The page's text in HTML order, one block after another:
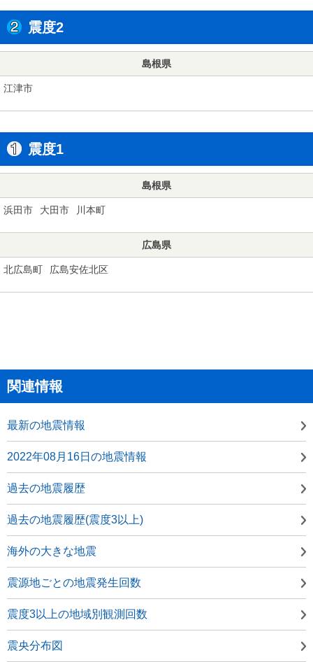
震度2
島根県
江津市
震度1
島根県
浜田市 大田市 川本町
広島県
北広島町 広島安佐北区
関連情報
最新の地震情報
2022年08月16日の地震情報
過去の地震履歴
過去の地震履歴(震度3以上)
海外の大きな地震
震源地ごとの地震発生回数
震度3以上の地域別観測回数
震央分布図